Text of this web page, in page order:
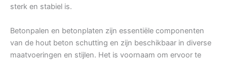
sterk en stabiel is.
Betonpalen en betonplaten zijn essentiële componenten
van de hout beton schutting en zijn beschikbaar in diverse
maatvoeringen en stijlen. Het is voornaam om ervoor te